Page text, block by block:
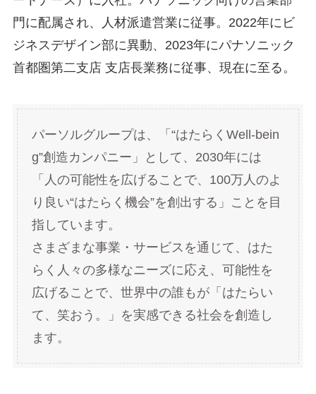
門に配属され、人材派遣営業に従事。2022年にビ
ジネスデザイン部に異動、2023年にパナソニック
首都圏第二支店 支店長業務に従事、現在に至る。
パーソルグループは、「“はたらくWell-bein
g”創造カンパニー」として、2030年には
「人の可能性を広げることで、100万人のよ
り良い“はたらく機会”を創出する」ことを目
指しています。
さまざまな事業・サービスを通じて、はた
らく人々の多様なニーズに応え、可能性を
広げることで、世界中の誰もが「はたらい
て、笑おう。」を実感できる社会を創造し
ます。